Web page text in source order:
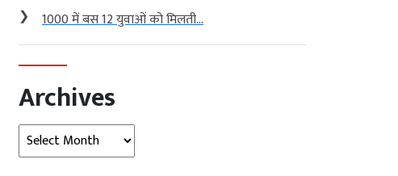
❯ 1000 में बस 12 युवाओं को मिलती...
Archives
Archives